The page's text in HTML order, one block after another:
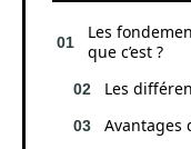
Les
que c’est ?
Les
Avantages